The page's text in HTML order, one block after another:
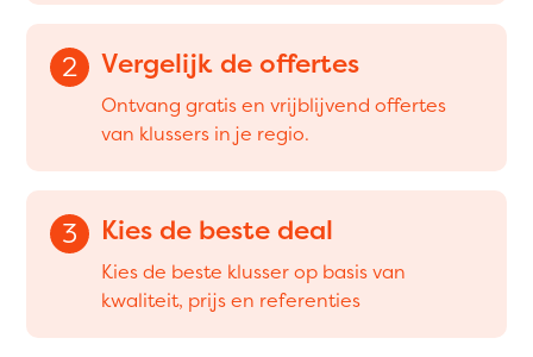
2 Vergelijk de offertes
Ontvang gratis en vrijblijvend offertes
van klussers in je regio.
3 Kies de beste deal
Kies de beste klusser op basis van
kwaliteit, prijs en referenties